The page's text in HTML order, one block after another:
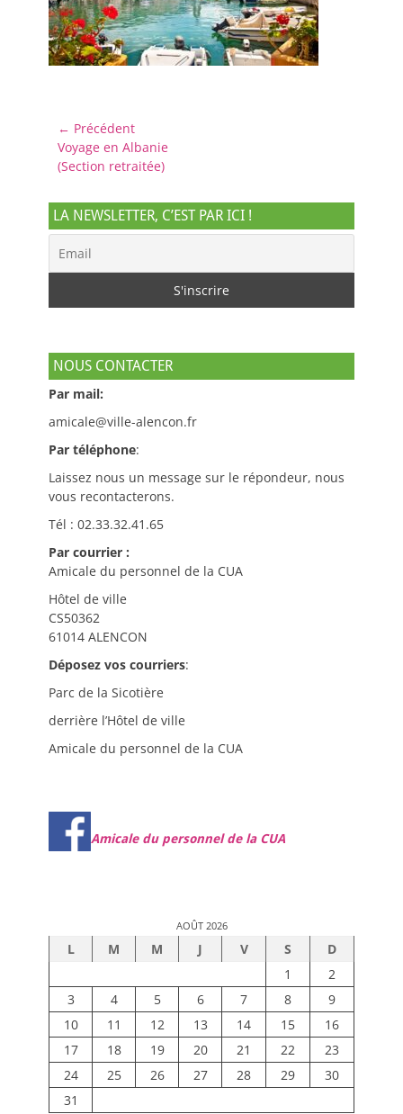
Navigation
de
l’article
← Précédent
Article
précédent :
Voyage en Albanie
(Section retraitée)
LA NEWSLETTER, C’EST PAR ICI !
NOUS CONTACTER
Par mail:
amicale@ville-alencon.fr
Par téléphone:
Laissez nous un message sur le répondeur, nous
vous recontacterons.
Tél : 02.33.32.41.65
Par courrier :
Amicale du personnel de la CUA
Hôtel de ville
CS50362
61014 ALENCON
Déposez vos courriers:
Parc de la Sicotière
derrière l’Hôtel de ville
Amicale du personnel de la CUA
Amicale du personnel de la CUA
AOÛT 2026
L M M J V S
D
1
2
3
4 5 6 7 8
9
10
11 12 13 14 15
16
17
18 19 20 21 22
23
24
25 26 27 28 29
30
31